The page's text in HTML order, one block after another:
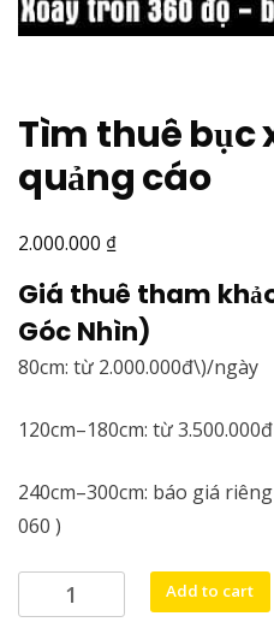
Tìm thuê bục
quảng cáo
2.000.000 ₫
Giá thuê tham
Góc Nhìn)
80cm: từ 2.000.000đ\)/ngày
120cm–180cm: từ
240cm–300cm: báo giá
060 )
thuê
Add to cart